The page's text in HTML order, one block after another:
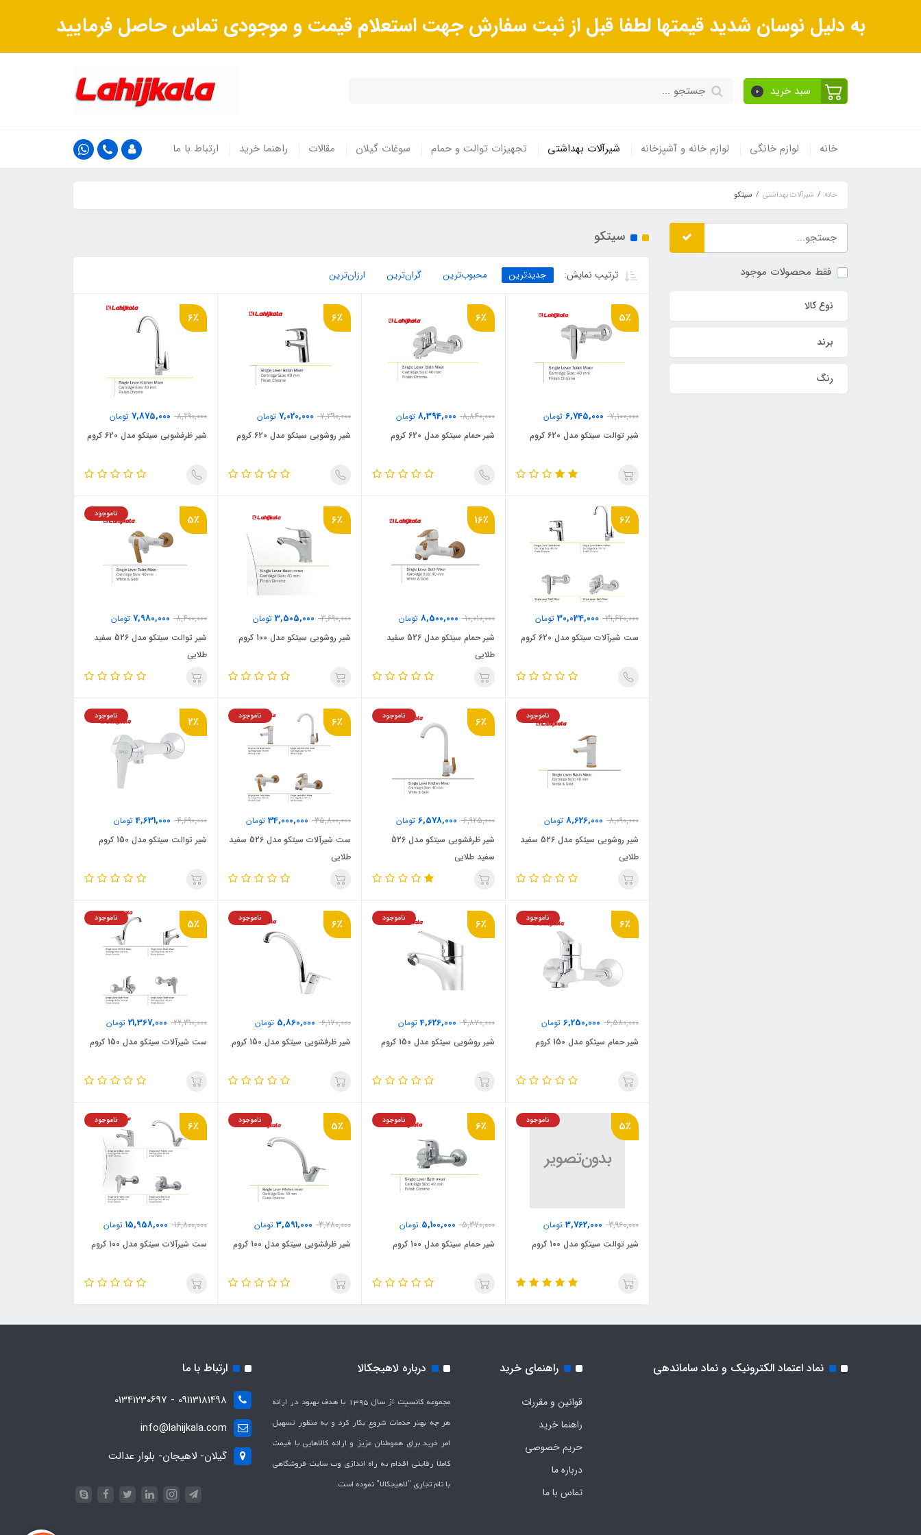
به دلیل نوسان شدید قیمتها لطفا قبل از ثبت سفارش جهت استعلام قیمت و موجودی تماس حاصل فرمایید
سبد خرید 0
خانه لوازم خانگی لوازم خانه و آشپزخانه شیرآلات بهداشتی تجهیزات توالت و حمام سوغات گیلان مقالات راهنما خرید ارتباط با ما
خانه شیرآلات بهداشتی سیتکو
فقط محصولات موجود
نوع کالا
برند
رنگ
سیتکو
ترتیب نمایش: جدیدترین محبوب‌ترین گران‌ترین ارزان‌ترین
5٪
7,100,000
6,745,000 تومان
شیر توالت سیتکو مدل 620 کروم
6٪
8,840,000
8,394,000 تومان
شیر حمام سیتکو مدل 620 کروم
6٪
7,390,000
7,020,000 تومان
شیر روشویی سیتکو مدل 620 کروم
6٪
8,290,000
7,875,000 تومان
شیر ظرفشویی سیتکو مدل 620 کروم
6٪
31,620,000
30,034,000 تومان
ست شیرآلات سیتکو مدل 620 کروم
16٪
10,010,000
8,500,000 تومان
شیر حمام سیتکو مدل 526 سفید
طلایی
6٪
3,690,000
3,505,000 تومان
شیر روشویی سیتکو مدل 100 کروم
5٪
8,400,000
7,980,000 تومان
ناموجود
شیر توالت سیتکو مدل 526 سفید
طلایی
8,090,000
8,626,000 تومان
ناموجود
شیر روشویی سیتکو مدل 526 سفید
طلایی
6٪
6,925,000
6,578,000 تومان
ناموجود
شیر ظرفشویی سیتکو مدل 526
سفید طلایی
6٪
35,800,000
34,000,000 تومان
ناموجود
ست شیرآلات سیتکو مدل 526 سفید
طلایی
2٪
4,690,000
4,631,000تومان
ناموجود
شیر توالت سیتکو مدل 150 کروم
6٪
6,580,000
6,250,000 تومان
ناموجود
شیر حمام سیتکو مدل 150 کروم
6٪
4,870,000
4,626,000تومان
ناموجود
شیر روشویی سیتکو مدل 150 کروم
6٪
6,170,000
5,860,000 تومان
ناموجود
شیر ظرفشویی سیتکو مدل 150 کروم
5٪
22,310,000
21,367,000 تومان
ناموجود
ست شیرآلات سیتکو مدل 150 کروم
5٪
3,960,000
3,762,000 تومان
ناموجود
شیر توالت سیتکو مدل 100 کروم
6٪
5,370,000
5,100,000 تومان
ناموجود
شیر حمام سیتکو مدل 100 کروم
5٪
3,780,000
3,591,000 تومان
ناموجود
شیر ظرفشویی سیتکو مدل 100 کروم
6٪
16,800,000
15,958,000 تومان
ناموجود
ست شیرآلات سیتکو مدل 100 کروم
نماد اعتماد الکترونیک و نماد ساماندهی راهنمای خرید
قوانین و مقررات
راهنما خرید
حریم خصوصی
درباره ما
تماس با ما
درباره لاهیجکالا
مجموعه کانسپت از سال 1395 با هدف بهبود در ارائه
هر چه بهتر خدمات شروع بکار کرد و به منظور تسهیل
امر خرید برای هموطنان عزیز و ارائه کالاهایی با قیمت
کاملاَ رقابتی اقدام به راه اندازی وب سایت فروشگاهی
با نام تجاری "لاهیج­کالا" نموده است.
ارتباط با ما
09113181498 - 01341230697
info@lahijkala.com
گیلان- لاهیجان- بلوار عدالت